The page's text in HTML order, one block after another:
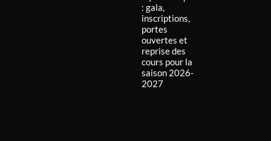
: gala,
inscriptions,
portes
ouvertes et
reprise des
cours pour la
saison 2026-
2027